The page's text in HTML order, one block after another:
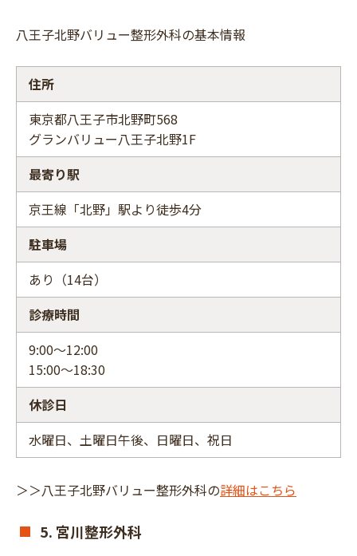
八王子北野バリュー整形外科の基本情報
住所
東京都八王子市北野町568
グランバリュー八王子北野1F
最寄り駅
京王線「北野」駅より徒歩4分
駐車場
あり（14台）
診療時間
9:00～12:00
15:00～18:30
休診日
水曜日、土曜日午後、日曜日、祝日
＞＞八王子北野バリュー整形外科の詳細はこちら
5. 宮川整形外科